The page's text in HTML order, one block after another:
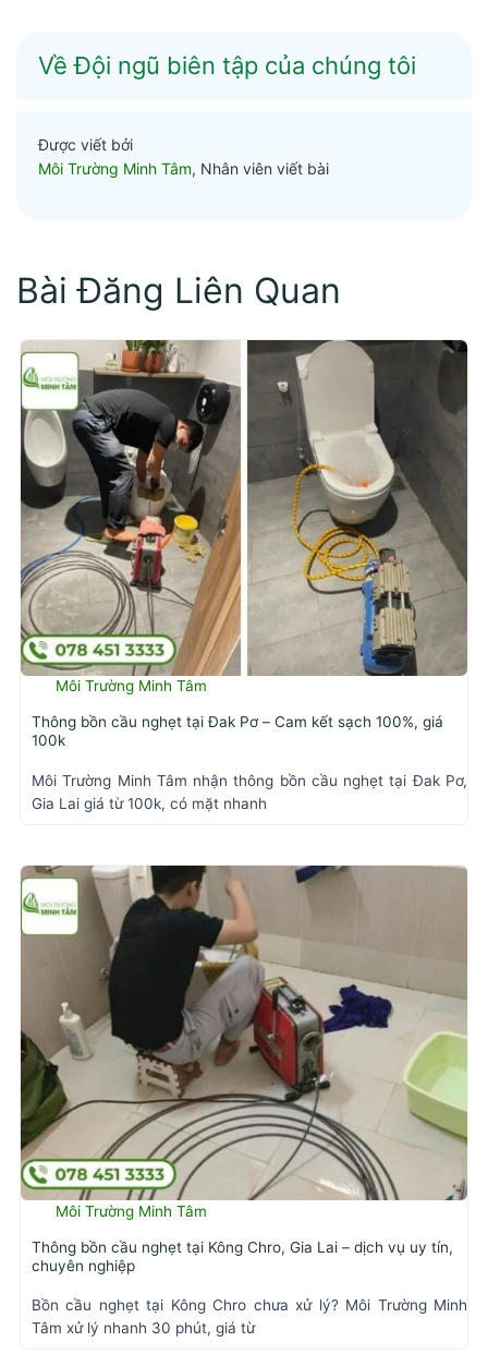
Về Đội ngũ biên tập của chúng tôi
Được viết bởi
Môi Trường Minh Tâm, Nhân viên viết bài
Bài Đăng Liên Quan
Môi Trường Minh Tâm
Thông bồn cầu nghẹt tại Đak Pơ – Cam kết sạch 100%, giá
100k
Môi Trường Minh Tâm nhận thông bồn cầu nghẹt tại Đak Pơ,
Gia Lai giá từ 100k, có mặt nhanh
Môi Trường Minh Tâm
Thông bồn cầu nghẹt tại Kông Chro, Gia Lai – dịch vụ uy tín,
chuyên nghiệp
Bồn cầu nghẹt tại Kông Chro chưa xử lý? Môi Trường Minh
Tâm xử lý nhanh 30 phút, giá từ